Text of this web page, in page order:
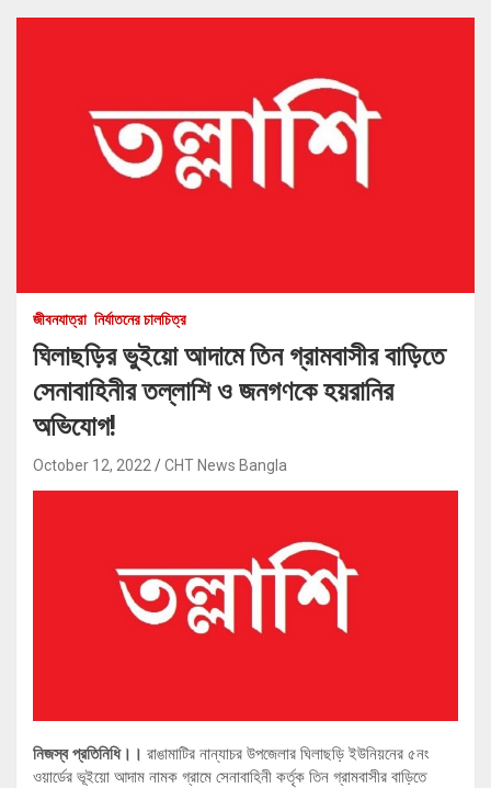
জীবনযাত্রা নির্যাতনের চালচিত্র
ঘিলাছড়ির ভুইয়ো আদামে তিন গ্রামবাসীর বাড়িতে
সেনাবাহিনীর তল্লাশি ও জনগণকে হয়রানির
অভিযোগ!
October 12, 2022 CHT News Bangla
নিজস্ব প্রতিনিধি।। রাঙামাটির নান্যাচর উপজেলার ঘিলাছড়ি ইউনিয়নের ৫নং
ওয়ার্ডের ভূইয়ো আদাম নামক গ্রামে সেনাবাহিনী কর্তৃক তিন গ্রামবাসীর বাড়িতে